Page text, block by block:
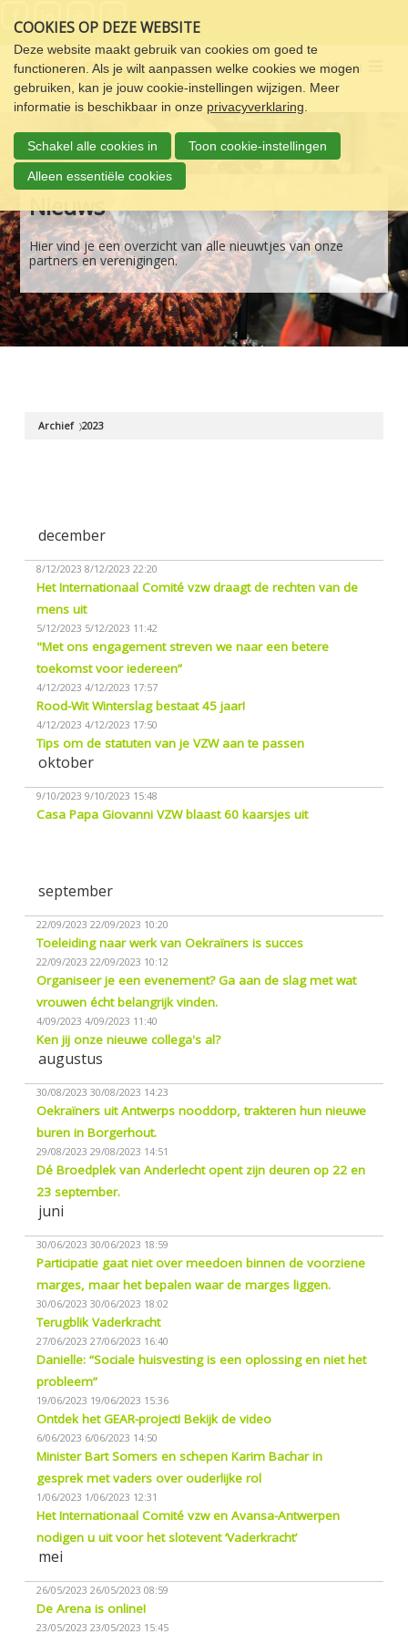
links
over
Spring
naar
de
navigatie
Spring
naar
de
inhoud
COOKIES OP DEZE WEBSITE
Deze website maakt gebruik van cookies om goed te
functioneren. Als je wilt aanpassen welke cookies we mogen
gebruiken, kan je jouw cookie-instellingen wijzigen. Meer
informatie is beschikbaar in onze privacyverklaring
Schakel alle cookies in Toon cookie-instellingen
Alleen essentiële cookies
Menu
Nieuws
Hier vind je een overzicht van alle nieuwtjes van onze
partners en verenigingen.
Archief 2023
december
8/12/2023 8/12/2023 22:20
Het Internationaal Comité vzw draagt de rechten van de
mens uit
5/12/2023 5/12/2023 11:42
"Met ons engagement streven we naar een betere
toekomst voor iedereen”
4/12/2023 4/12/2023 17:57
Rood-Wit Winterslag bestaat 45 jaar!
4/12/2023 4/12/2023 17:50
Tips om de statuten van je VZW aan te passen
oktober
9/10/2023 9/10/2023 15:48
Casa Papa Giovanni VZW blaast 60 kaarsjes uit
september
22/09/2023 22/09/2023 10:20
Toeleiding naar werk van Oekraïners is succes
22/09/2023 22/09/2023 10:12
Organiseer je een evenement? Ga aan de slag met wat
vrouwen écht belangrijk vinden.
4/09/2023 4/09/2023 11:40
Ken jij onze nieuwe collega's al?
augustus
30/08/2023 30/08/2023 14:23
Oekraïners uit Antwerps nooddorp, trakteren hun nieuwe
buren in Borgerhout.
29/08/2023 29/08/2023 14:51
Dé Broedplek van Anderlecht opent zijn deuren op 22 en
23 september.
juni
30/06/2023 30/06/2023 18:59
Participatie gaat niet over meedoen binnen de voorziene
marges, maar het bepalen waar de marges liggen.
30/06/2023 30/06/2023 18:02
Terugblik Vaderkracht
27/06/2023 27/06/2023 16:40
Danielle: “Sociale huisvesting is een oplossing en niet het
probleem”
19/06/2023 19/06/2023 15:36
Ontdek het GEAR-project! Bekijk de video
6/06/2023 6/06/2023 14:50
Minister Bart Somers en schepen Karim Bachar in
gesprek met vaders over ouderlijke rol
1/06/2023 1/06/2023 12:31
Het Internationaal Comité vzw en Avansa-Antwerpen
nodigen u uit voor het slotevent ‘Vaderkracht’
mei
26/05/2023 26/05/2023 08:59
De Arena is online!
23/05/2023 23/05/2023 15:45